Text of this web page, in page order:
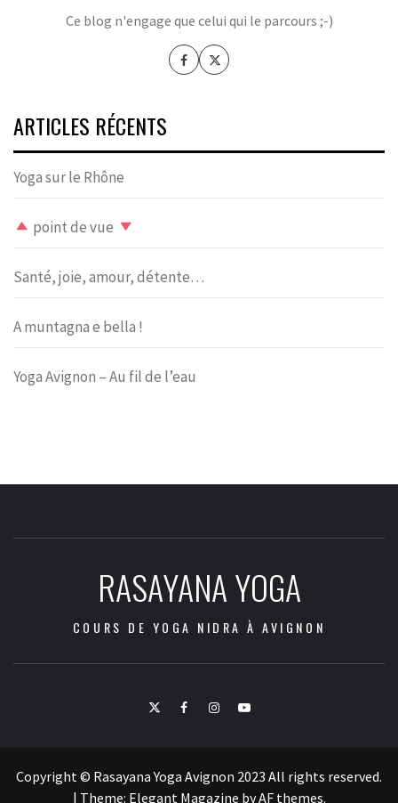
Ce blog n'engage que celui qui le parcours ;-)
ARTICLES RÉCENTS
Yoga sur le Rhône
point de vue
Santé, joie, amour, détente…
A muntagna e bella !
Yoga Avignon – Au fil de l’eau
RASAYANA YOGA
COURS DE YOGA NIDRA À AVIGNON
TwitterFacebookInstagramYoutube
Copyright © Rasayana Yoga Avignon 2023 All rights reserved.
| Theme: Elegant Magazine byAF themes.